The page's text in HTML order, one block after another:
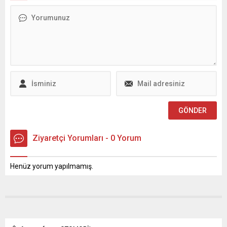
ruhsatları, fiyat tarifelerinin
Büyükşehir Belediyesi, halk
ilgiyle devam ediyor. Hafta
Ziyaretçi Yorumları - 0 Yorum
Henüz yorum yapılmamış.